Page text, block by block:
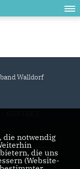
Walldorf
die notwendig
die uns
(Website-